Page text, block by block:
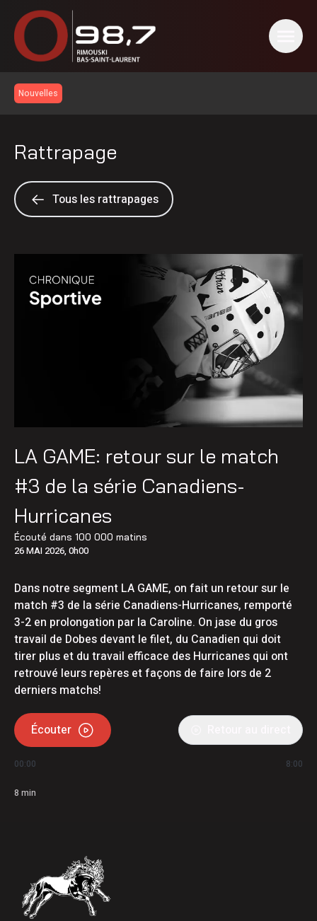
Nouvelles
Rattrapage
Tous les rattrapages
LA GAME: retour sur le match
#3 de la série Canadiens-
Hurricanes
Écouté dans 100 000 matins
26 MAI 2026, 0h00
Dans notre segment LA GAME, on fait un retour sur le
match #3 de la série Canadiens-Hurricanes, remporté
3-2 en prolongation par la Caroline. On jase du gros
travail de Dobes devant le filet, du Canadien qui doit
tirer plus et du travail efficace des Hurricanes qui ont
retrouvé leurs repères et façons de faire lors de 2
derniers matchs!
Écouter
00:00 8:00
8 min